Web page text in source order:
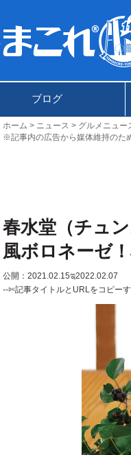
ブログ
ホーム ニュース
グルメニュー
※記事内の広告から媒体維持のた
春水堂（チュ
風ボロネーゼ
公開：2021.02.15ಇ2022.02.07
--✄記事タイトルとURLをコピー